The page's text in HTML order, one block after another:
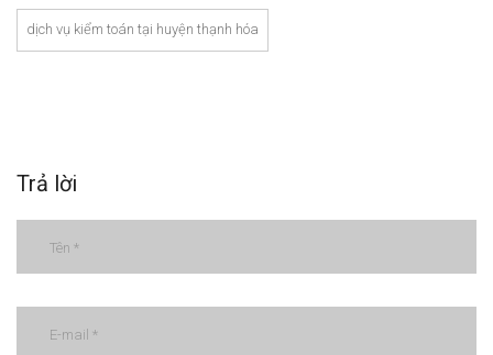
dịch vụ kiểm toán tại huyện thạnh hóa
Trả lời